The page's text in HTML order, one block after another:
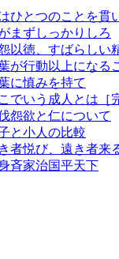
ひとつのことを貫
まずしっかりしろ
以徳、すばらしい
が行動以上になる
に慎みを持て
でいう成人とは［
怨欲と仁について
と小人の比較
者悦び、遠き者来
斉家治国平天下